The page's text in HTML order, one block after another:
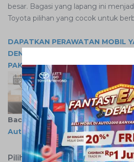
besar. Bagasi yang lapang ini
Toyota pilihan yang cocok untuk
DAPATKAN PERAWATAN MOBIL
DENGAN MODEL MOBIL TOYOTA
PAKET SERVIS TOYOTA DARI
Baca juga:Pilihan Ekonomis
AutoFamily
Pilihan Mobil LCGC dari Toyota